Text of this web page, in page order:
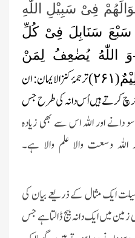
فِیْ سَبِیْلِ اللّٰهِ
سَنَابِلَ فِیْ كُلِّ
اللّٰهُ یُضٰعِفُ لِمَنْ
۲۶۱) ترجمۂ کنزالایمان: ان
خرچ کرتے ہیں اُس دانہ کی طرح جس
دانے اور اللہ اس سے بھی زیادہ
وسعت والا علم والا ہے۔
ایک مثال کے ذریعے بیان کی
زمین میں ایک دانہ بیج ڈالتا ہے جس